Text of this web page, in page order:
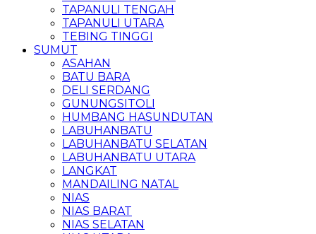
TAPANULI TENGAH
TAPANULI UTARA
TEBING TINGGI
SUMUT
ASAHAN
BATU BARA
DELI SERDANG
GUNUNGSITOLI
HUMBANG HASUNDUTAN
LABUHANBATU
LABUHANBATU SELATAN
LABUHANBATU UTARA
LANGKAT
MANDAILING NATAL
NIAS
NIAS BARAT
NIAS SELATAN